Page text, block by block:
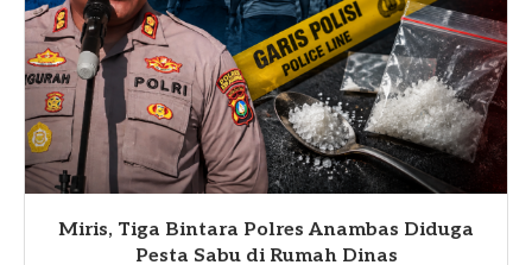
Miris, Tiga Bintara Polres Anambas Diduga
Pesta Sabu di Rumah Dinas